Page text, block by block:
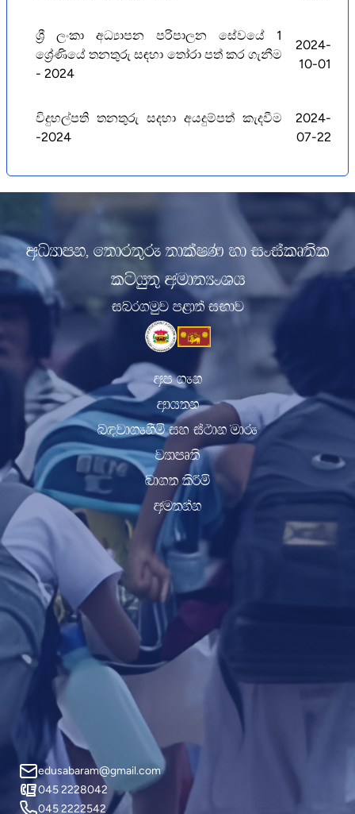
ශ්‍රී ලංකා අධ්‍යාපන පරිපාලන සේවයේ 1
ශ්‍රේණියේ තනතුරු සඳහා තෝරා පත් කර ගැනීම
- 2024
2024-
10-01
විදුහල්පති තනතුරු සදහා අයදුම්පත් කැදවීම
-2024
2024-
07-22
wOHdmk" f;dr;=re ;dlaIK yd ixialD;sl
lghq;= wud;HxYh
inr.uqj m<d;a iNdj
wm .ek
wdh;k
n|jd.ekSï iy ia:dk udre
jHdmD;s
nd.; lsÍï
wu;kak
edusabaram@gmail.com
045 2228042
045 2222542